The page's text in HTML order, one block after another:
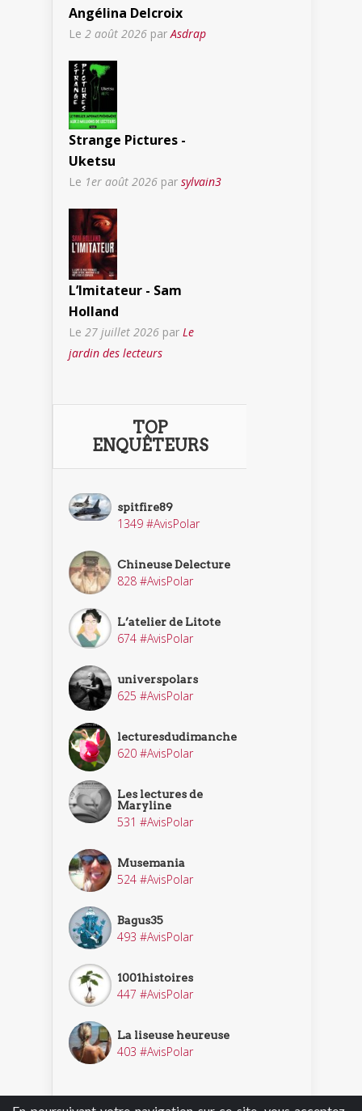
Angélina Delcroix
Le 2 août 2026 parAsdrap
Strange Pictures -
Uketsu
Le 1er août 2026 par sylvain3
L’Imitateur - Sam
Holland
Le 27 juillet 2026 par Le
jardin des lecteurs
TOP
ENQUÊTEURS
spitfire89
1349 #AvisPolar
Chineuse Delecture
828 #AvisPolar
L’atelier de Litote
674 #AvisPolar
universpolars
625 #AvisPolar
lecturesdudimanche
620 #AvisPolar
Les lectures de
Maryline
531 #AvisPolar
Musemania
524 #AvisPolar
Bagus35
493 #AvisPolar
1001histoires
447 #AvisPolar
La liseuse heureuse
403 #AvisPolar